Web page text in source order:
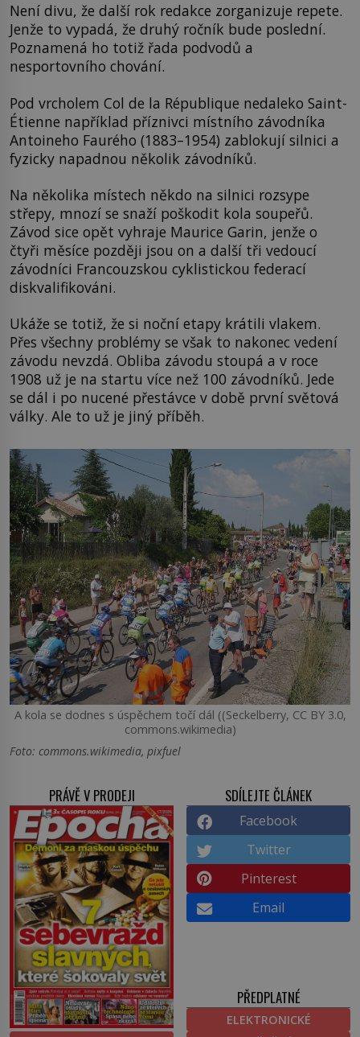
Není divu, že další rok redakce zorganizuje repete.
Jenže to vypadá, že druhý ročník bude poslední.
Poznamená ho totiž řada podvodů a
nesportovního chování.
Pod vrcholem Col de la République nedaleko Saint-
Étienne například příznivci místního závodníka
Antoineho Faurého (1883–1954) zablokují silnici a
fyzicky napadnou několik závodníků.
Na několika místech někdo na silnici rozsype
střepy, mnozí se snaží poškodit kola soupeřů.
Závod sice opět vyhraje Maurice Garin, jenže o
čtyři měsíce později jsou on a další tři vedoucí
závodníci Francouzskou cyklistickou federací
diskvalifikováni.
Ukáže se totiž, že si noční etapy krátili vlakem.
Přes všechny problémy se však to nakonec vedení
závodu nevzdá. Obliba závodu stoupá a v roce
1908 už je na startu více než 100 závodníků. Jede
se dál i po nucené přestávce v době první světová
války. Ale to už je jiný příběh.
A kola se dodnes s úspěchem točí dál ((Seckelberry, CC BY 3.0,
commons.wikimedia)
Foto: commons.wikimedia, pixfuel
PRÁVĚ V PRODEJI SDÍLEJTE ČLÁNEK
Facebook
Twitter
Pinterest
Email
PŘEDPLATNÉ
ELEKTRONICKÉ